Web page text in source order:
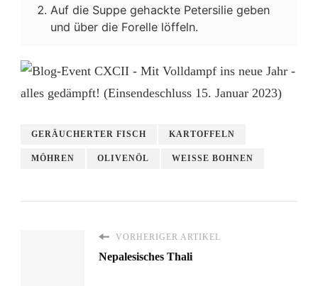
Auf die Suppe gehackte Petersilie geben
und über die Forelle löffeln.
GERÄUCHERTER FISCH KARTOFFELN
MÖHREN OLIVENÖL WEISSE BOHNEN
VORHERIGER ARTIKEL
Nepalesisches Thali